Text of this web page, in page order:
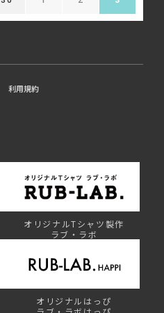
利用規約
オリジナルTシャツ製作
ラブ・ラボ
オリジナルはっぴ